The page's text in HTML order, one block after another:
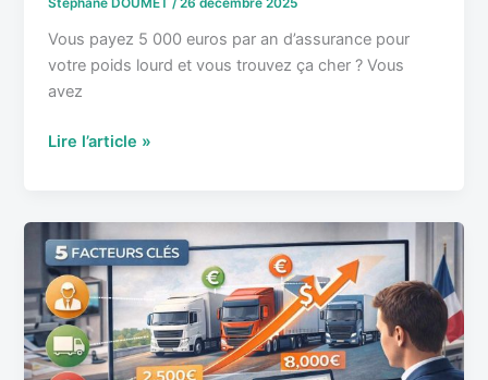
Stéphane DOUMET/26 décembre 2025
Vous payez 5 000 euros par an d’assurance pour
votre poids lourd et vous trouvez ça cher ? Vous
avez
Lire l’article »
Devis
assurance
poids
lourds
:
Les